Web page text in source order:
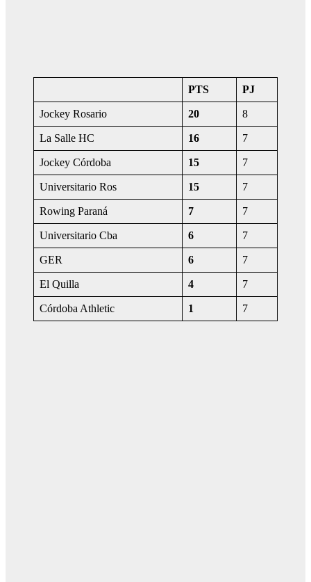
PTS PJ
Jockey Rosario 20 8
La Salle HC 16 7
Jockey Córdoba 15 7
Universitario Ros 15 7
Rowing Paraná 7 7
Universitario Cba 6 7
GER 6 7
El Quilla 4 7
Córdoba Athletic 1 7